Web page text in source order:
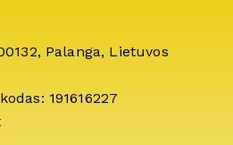
Palanga, Lietuvos
191616227